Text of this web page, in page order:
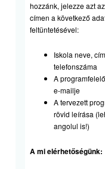
hozzánk, jelezze azt
címen a következő
feltüntetésével:
Iskola neve,
telefonszáma
A
e-mailje
A tervezett
rövid leírása
angolul is!)
A mi elérhetőségünk: